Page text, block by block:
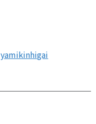
yamikinhigai